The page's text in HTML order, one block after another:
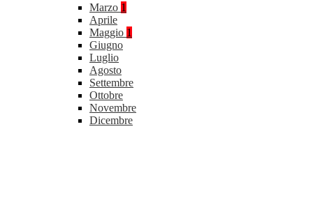
Marzo 1
Aprile
Maggio 1
Giugno
Luglio
Agosto
Settembre
Ottobre
Novembre
Dicembre